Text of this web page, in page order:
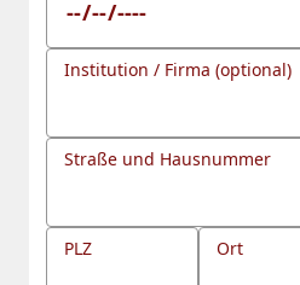
Institution / Firma (optional)
Straße und Hausnummer
PLZ Ort